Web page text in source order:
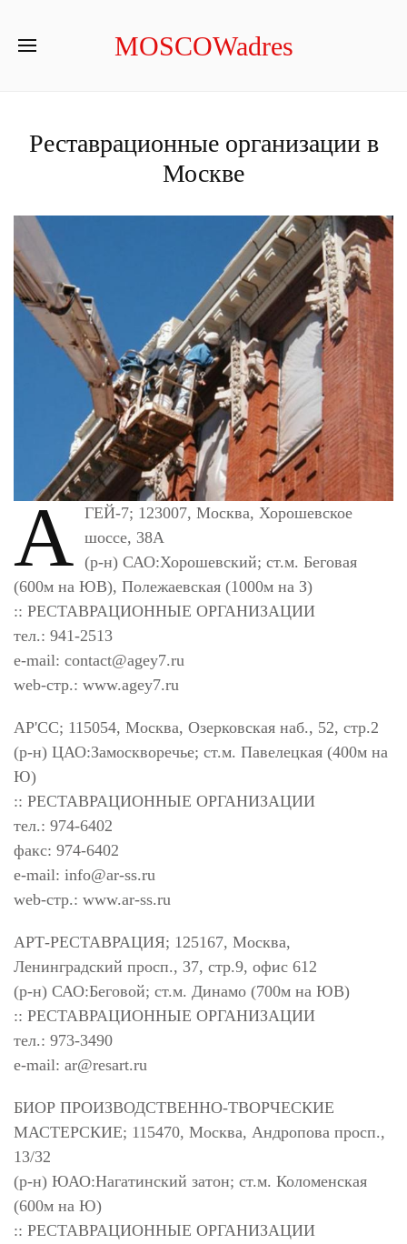
MOSCOWadres
Реставрационные организации в
Москве
А ГЕЙ-7; 123007, Москва, Хорошевское
шоссе, 38А
(р-н) САО:Хорошевский; ст.м. Беговая
(600м на ЮВ), Полежаевская (1000м на З)
:: РЕСТАВРАЦИОННЫЕ ОРГАНИЗАЦИИ
тел.: 941-2513
e-mail: contact@agey7.ru
web-стр.: www.agey7.ru
АР'СС; 115054, Москва, Озерковская наб., 52, стр.2
(р-н) ЦАО:Замоскворечье; ст.м. Павелецкая (400м на
Ю)
:: РЕСТАВРАЦИОННЫЕ ОРГАНИЗАЦИИ
тел.: 974-6402
факс: 974-6402
e-mail: info@ar-ss.ru
web-стр.: www.ar-ss.ru
АРТ-РЕСТАВРАЦИЯ; 125167, Москва,
Ленинградский просп., 37, стр.9, офис 612
(р-н) САО:Беговой; ст.м. Динамо (700м на ЮВ)
:: РЕСТАВРАЦИОННЫЕ ОРГАНИЗАЦИИ
тел.: 973-3490
e-mail: ar@resart.ru
БИОР ПРОИЗВОДСТВЕННО-ТВОРЧЕСКИЕ
МАСТЕРСКИЕ; 115470, Москва, Андропова просп.,
13/32
(р-н) ЮАО:Нагатинский затон; ст.м. Коломенская
(600м на Ю)
:: РЕСТАВРАЦИОННЫЕ ОРГАНИЗАЦИИ